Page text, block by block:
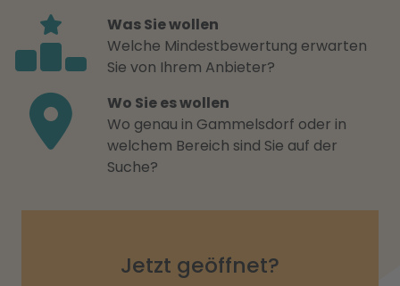
Was Sie wollen
Welche Mindestbewertung erwarten
Sie von Ihrem Anbieter?
Wo Sie es wollen
Wo genau in Gammelsdorf oder in
welchem Bereich sind Sie auf der
Suche?
Jetzt geöffnet?